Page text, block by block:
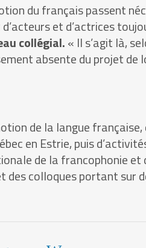
du français passent
et d’actrices
collégial.« Il s’agit là,
absente du projet de
de la langue
en Estrie, puis
de la francophonie
des colloques portant sur